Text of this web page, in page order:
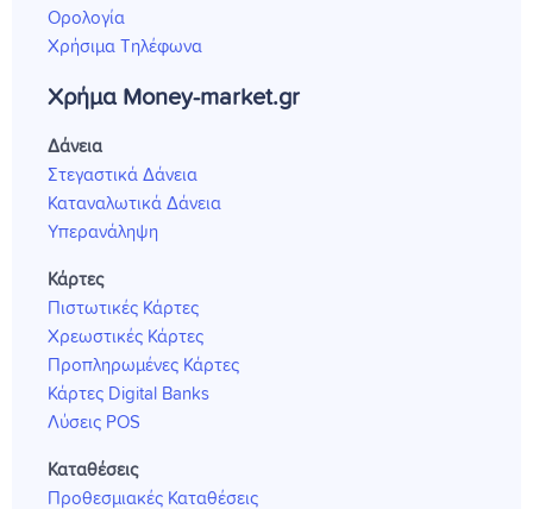
Ορολογία
Χρήσιμα Τηλέφωνα
Χρήμα Money-market.gr
Δάνεια
Στεγαστικά Δάνεια
Καταναλωτικά Δάνεια
Υπερανάληψη
Κάρτες
Πιστωτικές Κάρτες
Χρεωστικές Κάρτες
Προπληρωμένες Κάρτες
Κάρτες Digital Banks
Λύσεις POS
Καταθέσεις
Προθεσμιακές Καταθέσεις